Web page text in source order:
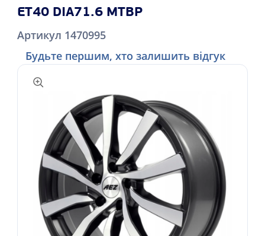
ET40 DIA71.6 MTBP
Артикул 1470995
Будьте першим, хто залишить відгук